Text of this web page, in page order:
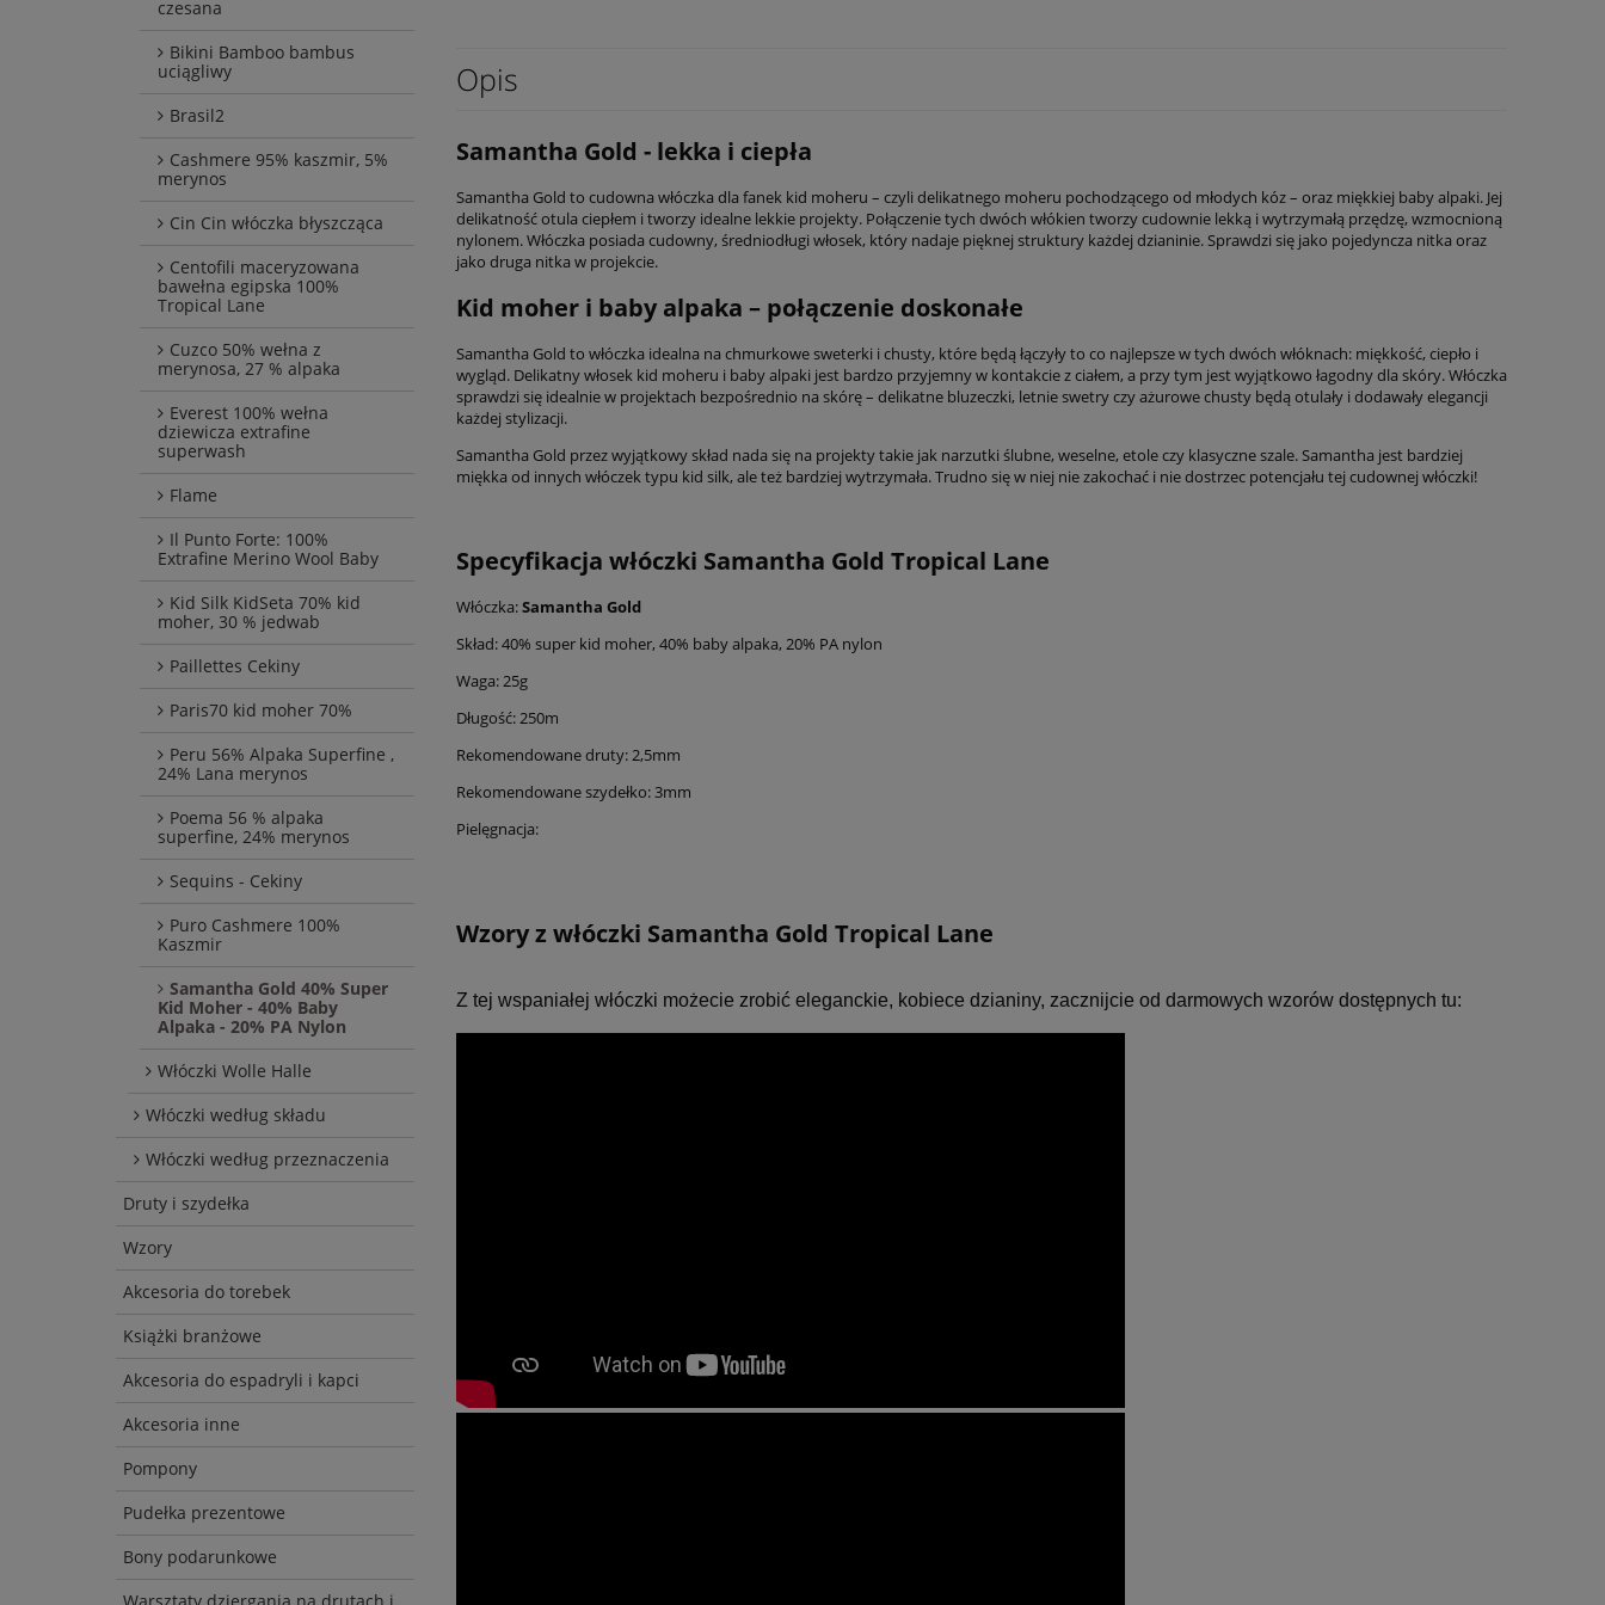
czesana
Bikini Bamboo bambus
uciągliwy
Brasil2
Cashmere 95% kaszmir, 5%
merynos
Cin Cin włóczka błyszcząca
Centofili maceryzowana
bawełna egipska 100%
Tropical Lane
Cuzco 50% wełna z
merynosa, 27 % alpaka
Everest 100% wełna
dziewicza extrafine
superwash
Flame
Il Punto Forte: 100%
Extrafine Merino Wool Baby
Kid Silk KidSeta 70% kid
moher, 30 % jedwab
Paillettes Cekiny
Paris70 kid moher 70%
Peru 56% Alpaka Superfine ,
24% Lana merynos
Poema 56 % alpaka
superfine, 24% merynos
Sequins - Cekiny
Puro Cashmere 100%
Kaszmir
Samantha Gold 40% Super
Kid Moher - 40% Baby
Alpaka - 20% PA Nylon
Włóczki Wolle Halle
Włóczki według składu
Włóczki według przeznaczenia
Druty i szydełka
Wzory
Akcesoria do torebek
Książki branżowe
Akcesoria do espadryli i kapci
Akcesoria inne
Pompony
Pudełka prezentowe
Bony podarunkowe
Opis
Samantha Gold - lekka i ciepła
Samantha Gold to cudowna włóczka dla fanek kid moheru – czyli delikatnego moheru pochodzącego od młodych kóz – oraz miękkiej baby alpaki. Jej
delikatność otula ciepłem i tworzy idealne lekkie projekty. Połączenie tych dwóch włókien tworzy cudownie lekką i wytrzymałą przędzę, wzmocnioną
nylonem. Włóczka posiada cudowny, średniodługi włosek, który nadaje pięknej struktury każdej dzianinie. Sprawdzi się jako pojedyncza nitka oraz
jako druga nitka w projekcie.
Kid moher i baby alpaka – połączenie doskonałe
Samantha Gold to włóczka idealna na chmurkowe sweterki i chusty, które będą łączyły to co najlepsze w tych dwóch włóknach: miękkość, ciepło i
wygląd. Delikatny włosek kid moheru i baby alpaki jest bardzo przyjemny w kontakcie z ciałem, a przy tym jest wyjątkowo łagodny dla skóry. Włóczka
sprawdzi się idealnie w projektach bezpośrednio na skórę – delikatne bluzeczki, letnie swetry czy ażurowe chusty będą otulały i dodawały elegancji
każdej stylizacji.
Samantha Gold przez wyjątkowy skład nada się na projekty takie jak narzutki ślubne, weselne, etole czy klasyczne szale. Samantha jest bardziej
miękka od innych włóczek typu kid silk, ale też bardziej wytrzymała. Trudno się w niej nie zakochać i nie dostrzec potencjału tej cudownej włóczki!
Specyfikacja włóczki Samantha Gold Tropical Lane
Włóczka:Samantha Gold
Skład: 40% super kid moher, 40% baby alpaka, 20% PA nylon
Waga: 25g
Długość: 250m
Rekomendowane druty: 2,5mm
Rekomendowane szydełko: 3mm
Pielęgnacja:
Wzory z włóczki Samantha Gold Tropical Lane
Z tej wspaniałej włóczki możecie zrobić eleganckie, kobiece dzianiny, zacznijcie od darmowych wzorów dostępnych tu: